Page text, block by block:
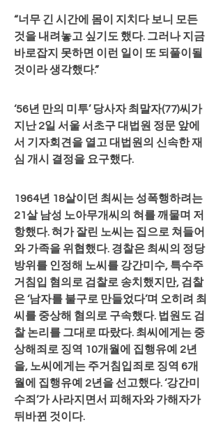
“너무 긴 시간에 몸이 지치다 보니 모든
것을 내려놓고 싶기도 했다. 그러나 지금
바로잡지 못하면 이런 일이 또 되풀이될
것이라 생각했다.”
‘56년 만의 미투’ 당사자 최말자(77)씨가
지난 2일 서울 서초구 대법원 정문 앞에
서 기자회견을 열고 대법원의 신속한 재
심 개시 결정을 요구했다.
1964년 18살이던 최씨는 성폭행하려는
21살 남성 노아무개씨의 혀를 깨물며 저
항했다. 혀가 잘린 노씨는 집으로 쳐들어
와 가족을 위협했다. 경찰은 최씨의 정당
방위를 인정해 노씨를 강간미수, 특수주
거침입 혐의로 검찰로 송치했지만, 검찰
은 ‘남자를 불구로 만들었다’며 오히려 최
씨를 중상해 혐의로 구속했다. 법원도 검
찰 논리를 그대로 따랐다. 최씨에게는 중
상해죄로 징역 10개월에 집행유예 2년
을, 노씨에게는 주거침입죄로 징역 6개
월에 집행유예 2년을 선고했다. ‘강간미
수죄’가 사라지면서 피해자와 가해자가
뒤바뀐 것이다.